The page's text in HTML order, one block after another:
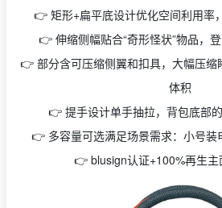
👉 矩形+扁平底设计优化空间利用率
👉 伸缩侧幅贴合“奇形怪状”物品，
👉 部分含可压缩侧翼和扣具，大幅压缩
体积
👉 提手设计单手抽拉，背包底部
👉 多容量可选满足场景需求：小号装
👉 blusign认证+100%再生主